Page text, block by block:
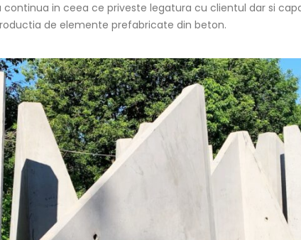
in ceea ce priveste legatura cu clientul dar si
de elemente prefabricate din beton.